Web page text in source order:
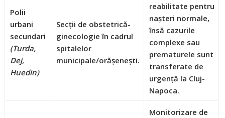
Polii
urbani
secundari
(Turda,
Dej,
Huedin)
Secții de obstetrică-
ginecologie în cadrul
spitalelor
municipale/orășenești.
reabilitate pentru
nașteri normale,
însă cazurile
complexe sau
prematurele sunt
transferate de
urgență la Cluj-
Napoca.
Monitorizare de